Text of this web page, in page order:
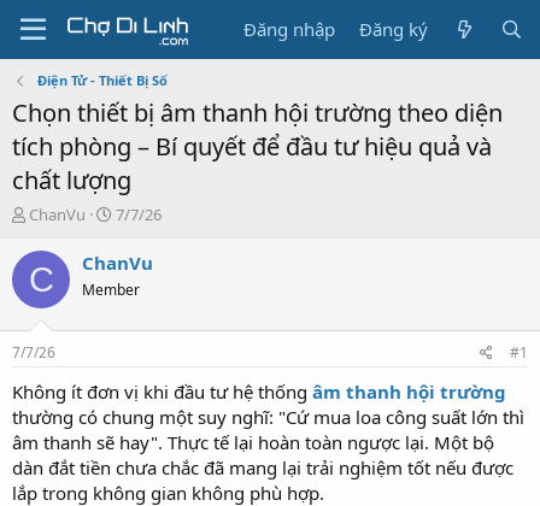
Đăng nhập Đăng ký
Điện Tử - Thiết Bị Số
Chọn thiết bị âm thanh hội trường theo diện
tích phòng – Bí quyết để đầu tư hiệu quả và
chất lượng
T
r
e
a
s
t
a
t
e
r
ChanVu
N
à
y
g
7/7/26
C ChanVu
Member
7/7/26 #1
Không ít đơn vị khi đầu tư hệ thống âm thanh hội trường
thường có chung một suy nghĩ: "Cứ mua loa công suất lớn thì
âm thanh sẽ hay". Thực tế lại hoàn toàn ngược lại. Một bộ
dàn đắt tiền chưa chắc đã mang lại trải nghiệm tốt nếu được
lắp trong không gian không phù hợp.